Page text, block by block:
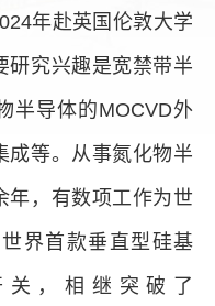
年赴英国伦敦大学
研究兴趣是宽禁带半
半导体的MOCVD外
等。 从事氮化物半
年 ， 有数项工作为世
界首款垂直型硅基
关，相继突破了